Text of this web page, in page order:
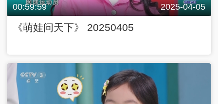
00:59:59 2025-04-05
《萌娃问天下》 20250405